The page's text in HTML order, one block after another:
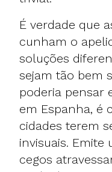
É verdade que
cunham o
soluções
sejam tão bem
poderia pensar
em Espanha, é
cidades terem
invisuais. Emite
cegos